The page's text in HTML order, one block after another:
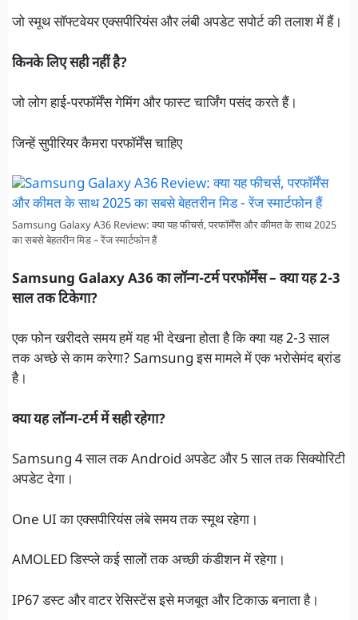
जो स्मूथ सॉफ्टवेयर एक्सपीरियंस और लंबी अपडेट सपोर्ट की तलाश में हैं।
किनके लिए सही नहीं है?
जो लोग हाई-परफॉर्मेंस गेमिंग और फास्ट चार्जिंग पसंद करते हैं।
जिन्हें सुपीरियर कैमरा परफॉर्मेंस चाहिए
Samsung Galaxy A36 Review: क्या यह फीचर्स, परफॉर्मेंस और कीमत के साथ 2025
का सबसे बेहतरीन मिड – रेंज स्मार्टफोन हैं
Samsung Galaxy A36 का लॉन्ग-टर्म परफॉर्मेंस – क्या यह 2-3
साल तक टिकेगा?
एक फोन खरीदते समय हमें यह भी देखना होता है कि क्या यह 2-3 साल
तक अच्छे से काम करेगा? Samsung इस मामले में एक भरोसेमंद ब्रांड
है।
क्या यह लॉन्ग-टर्म में सही रहेगा?
Samsung 4 साल तक Android अपडेट और 5 साल तक सिक्योरिटी
अपडेट देगा।
One UI का एक्सपीरियंस लंबे समय तक स्मूथ रहेगा।
AMOLED डिस्प्ले कई सालों तक अच्छी कंडीशन में रहेगा।
IP67 डस्ट और वाटर रेसिस्टेंस इसे मजबूत और टिकाऊ बनाता है।